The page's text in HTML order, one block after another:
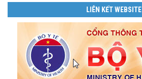
LIÊN KẾT WEBSITE